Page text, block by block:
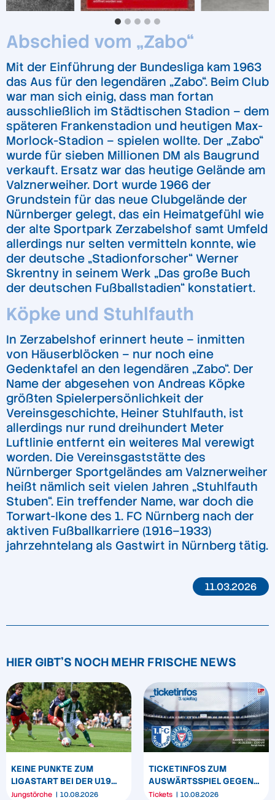
Abschied vom „Zabo“
Mit der Einführung der Bundesliga kam 1963
das Aus für den legendären „Zabo“. Beim Club
war man sich einig, dass man fortan
ausschließlich im Städtischen Stadion – dem
späteren Frankenstadion und heutigen Max-
Morlock-Stadion – spielen wollte. Der „Zabo“
wurde für sieben Millionen DM als Baugrund
verkauft. Ersatz war das heutige Gelände am
Valznerweiher. Dort wurde 1966 der
Grundstein für das neue Clubgelände der
Nürnberger gelegt, das ein Heimatgefühl wie
der alte Sportpark Zerzabelshof samt Umfeld
allerdings nur selten vermitteln konnte, wie
der deutsche „Stadionforscher“ Werner
Skrentny in seinem Werk „Das große Buch
der deutschen Fußballstadien“ konstatiert.
Köpke und Stuhlfauth
In Zerzabelshof erinnert heute – inmitten
von Häuserblöcken – nur noch eine
Gedenktafel an den legendären „Zabo“. Der
Name der abgesehen von Andreas Köpke
größten Spielerpersönlichkeit der
Vereinsgeschichte, Heiner Stuhlfauth, ist
allerdings nur rund dreihundert Meter
Luftlinie entfernt ein weiteres Mal verewigt
worden. Die Vereinsgaststätte des
Nürnberger Sportgeländes am Valznerweiher
heißt nämlich seit vielen Jahren „Stuhlfauth
Stuben“. Ein treffender Name, war doch die
Torwart-Ikone des 1. FC Nürnberg nach der
aktiven Fußballkarriere (1916–1933)
jahrzehntelang als Gastwirt in Nürnberg tätig.
11.03.2026
HIER GIBT'S NOCH MEHR FRISCHE NEWS
KEINE PUNKTE ZUM
LIGASTART BEI DER U19
UND U17
Jungstörche 10.08.2026
TICKETINFOS ZUM
AUSWÄRTSSPIEL GEGEN
DEN 1. FC MAGDEBURG
Tickets 10.08.2026